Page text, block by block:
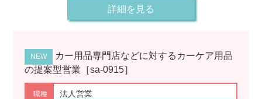
詳細を見る
カー用品専門店などに対するカーケア用品
の提案型営業［sa-0915］
法人営業